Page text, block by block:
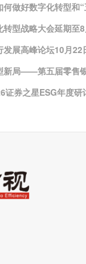
做好数字化转型和
展高峰论坛10月22
证券之星ESG年度